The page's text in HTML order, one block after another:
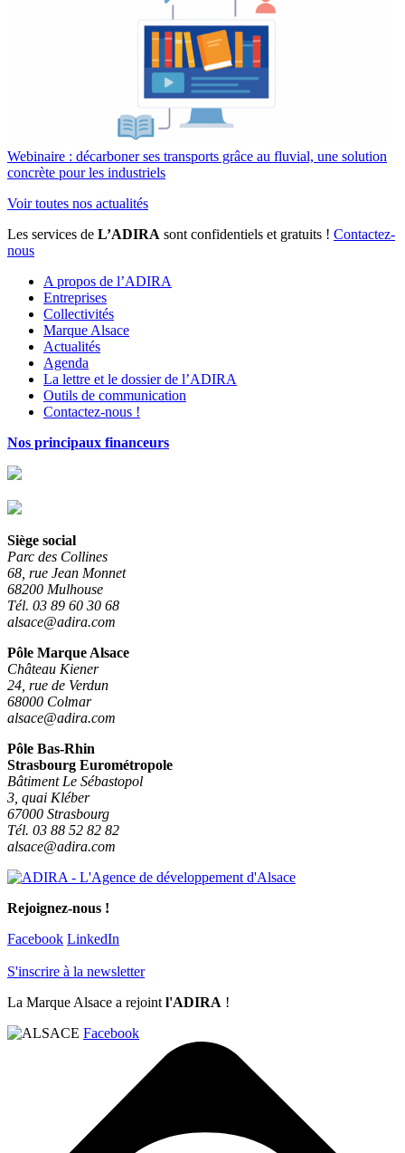
Webinaire : décarboner ses transports grâce au fluvial, une solution
concrète pour les industriels
Voir toutes nos actualités
Les services de L’ADIRA sont confidentiels et gratuits ! Contactez-
nous
A propos de l’ADIRA
Entreprises
Collectivités
Marque Alsace
Actualités
Agenda
La lettre et le dossier de l’ADIRA
Outils de communication
Contactez-nous !
Nos principaux financeurs
Siège social
Parc des Collines
68, rue Jean Monnet
68200 Mulhouse
Tél. 03 89 60 30 68
alsace@adira.com
Pôle Marque Alsace
Château Kiener
24, rue de Verdun
68000 Colmar
alsace@adira.com
Pôle Bas-Rhin
Strasbourg Eurométropole
Bâtiment Le Sébastopol
3, quai Kléber
67000 Strasbourg
Tél. 03 88 52 82 82
alsace@adira.com
Rejoignez-nous !
Facebook LinkedIn
S'inscrire à la newsletter
La Marque Alsace a rejoint l'ADIRA !
Facebook